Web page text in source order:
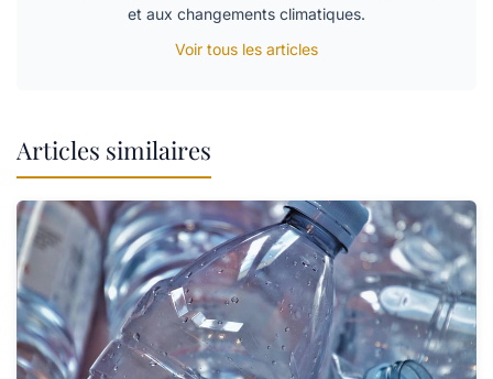
et aux changements climatiques.
Voir tous les articles
Articles similaires